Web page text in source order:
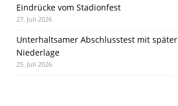
Eindrücke vom Stadionfest
27. Juli 2026
Unterhaltsamer Abschlusstest mit später
Niederlage
25. Juli 2026